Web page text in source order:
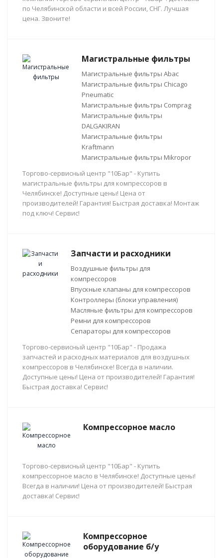
по Челябинской области и всей России, СНГ. Лучшая
цена. Звоните!
Магистральные фильтры
Магистральные фильтры Abac
Магистральные фильтры Chicago
Pneumatic
Магистральные фильтры Comprag
Магистральные фильтры
DALGAKIRAN
Магистральные фильтры
Kraftmann
Магистральные фильтры Mikropor
Торгово-сервисный центр "10Бар" - Купить
магистральные фильтры для компрессоров в
Челябинске! Доступные цены! Цена от
производителей! Гарантия! Быстрая доставка! Монтаж
под ключ! Сервис!
Запчасти и расходники
Воздушные фильтры для
компрессоров
Впускные клапаны для компрессоров
Контроллеры (блоки управления)
Масляные фильтры для компрессоров
Ремни для компрессоров
Сепараторы для компрессоров
Торгово-сервисный центр "10Бар" - Продажа
запчастей и расходных материалов для воздушных
компрессоров в Челябинске! Всегда в наличии.
Доступные цены! Цена от производителей! Гарантия!
Быстрая доставка! Сервис!
Компрессорное масло
Торгово-сервисный центр "10Бар" - Купить
компрессорное масло в Челябинске! Доступные цены!
Всегда в наличии! Цена от производителей! Быстрая
доставка! Сервис!
Компрессорное
оборудование б/у